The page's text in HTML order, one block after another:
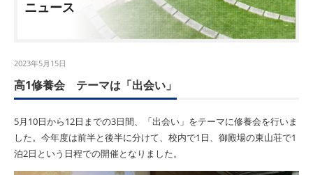
ニュース
2023年5月15日
高1修養会 テーマは「出会い」
5月 10日から12日までの3日間、「出会い」をテーマに修養会を行いま
した。今年度は前半と後半に分けて、校内で1 日、御殿場の東山荘で1
泊2日という日程での開催となりました。